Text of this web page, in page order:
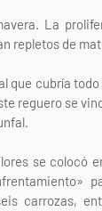
La
repletos de
que cubría
reguero se
se colocó
carrozas,